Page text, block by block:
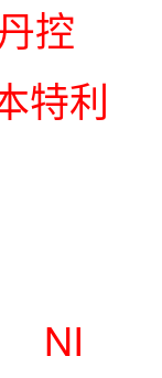
控
特利
NI